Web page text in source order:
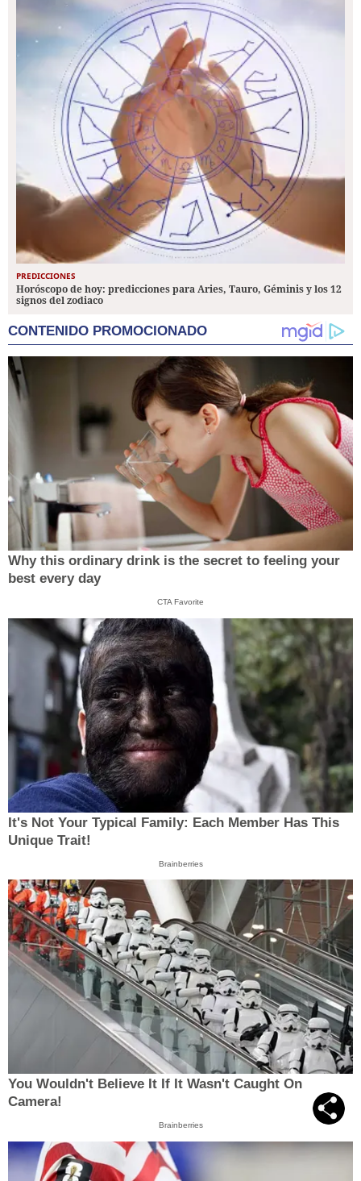
PREDICCIONES
Horóscopo de hoy: predicciones para Aries, Tauro, Géminis y los 12
signos del zodiaco
CONTENIDO PROMOCIONADO
Why this ordinary drink is the secret to feeling your
best every day
CTA Favorite
It's Not Your Typical Family: Each Member Has This
Unique Trait!
Brainberries
You Wouldn't Believe It If It Wasn't Caught On
Camera!
Brainberries